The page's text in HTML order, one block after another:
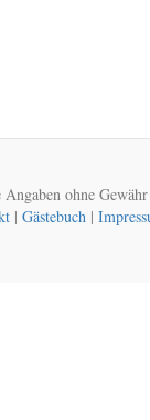
Angaben ohne Gewähr
| Gästebuch|